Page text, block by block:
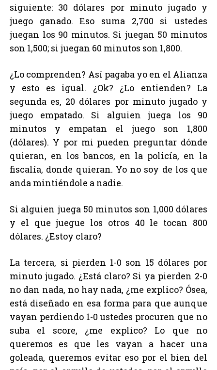
siguiente: 30 dólares por minuto jugado y
juego ganado. Eso suma 2,700 si ustedes
juegan los 90 minutos. Si juegan 50 minutos
son 1,500; si juegan 60 minutos son 1,800.
¿Lo comprenden? Así pagaba yo en el Alianza
y esto es igual. ¿Ok? ¿Lo entienden? La
segunda es, 20 dólares por minuto jugado y
juego empatado. Si alguien juega los 90
minutos y empatan el juego son 1,800
(dólares). Y por mi pueden preguntar dónde
quieran, en los bancos, en la policía, en la
fiscalía, donde quieran. Yo no soy de los que
anda mintiéndole a nadie.
Si alguien juega 50 minutos son 1,000 dólares
y el que juegue los otros 40 le tocan 800
dólares. ¿Estoy claro?
La tercera, si pierden 1-0 son 15 dólares por
minuto jugado. ¿Está claro? Si ya pierden 2-0
no dan nada, no hay nada, ¿me explico? Ósea,
está diseñado en esa forma para que aunque
vayan perdiendo 1-0 ustedes procuren que no
suba el score, ¿me explico? Lo que no
queremos es que les vayan a hacer una
goleada, queremos evitar eso por el bien del